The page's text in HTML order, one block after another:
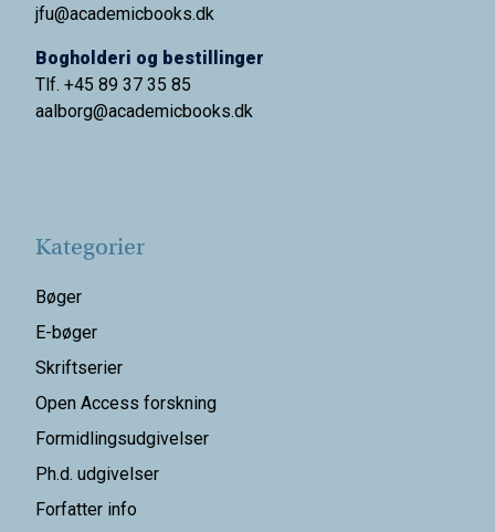
jfu@academicbooks.dk
Bogholderi og bestillinger
Tlf. +45 89 37 35 85
aalborg@academicbooks.dk
Kategorier
Bøger
E-bøger
Skriftserier
Open Access forskning
Formidlingsudgivelser
Ph.d. udgivelser
Forfatter info